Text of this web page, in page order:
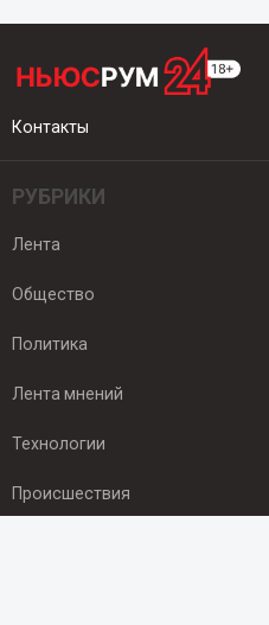
Контакты
РУБРИКИ
Лента
Общество
Политика
Лента мнений
Технологии
Происшествия